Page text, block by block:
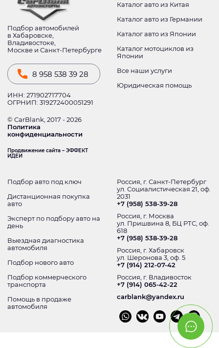
Подбор автомобилей
в Хабаровске,
Владивостоке,
Москве и Санкт-Петербурге
8 958 538 39 28
ИНН: 271902717704
ОГРНИП: 319272400051291
© CarBlank, 2017 - 2026
Политика
конфиденциальности
Продвижение сайта – ЭФФЕКТ
ИДЕИ
Каталог авто из Китая
Каталог авто из Германии
Каталог авто из Японии
Каталог мотоциклов из
Японии
Все наши услуги
Юридическая помощь
Подбор авто под ключ
Дистанционная покупка
авто
Эксперт по подбору авто на
день
Выездная диагностика
автомобиля
Подбор нового авто
Подбор коммерческого
транспорта
Помощь в продаже
автомобиля
Россия, г. Санкт-Петербург
ул. Социалистическая 21, оф.
2031
+7 (958) 538-39-28
Россия, г. Москва
ул. Пришвина 8, БЦ РТС, оф.
618
+7 (958) 538-39-28
Россия, г. Хабаровск
ул. Шеронова 3, оф. 5
+7 (914) 212-07-42
Россия, г. Владивосток
+7 (914) 065-42-22
carblank@yandex.ru